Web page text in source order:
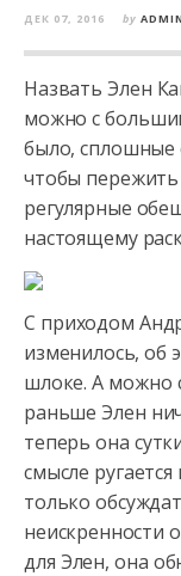
ДЕК 07, 2016 by ADMIN
Назвать Элен
можно с
было, сплошные
чтобы пережить
регулярные
настоящему
С приходом
изменилось, об
шлоке. А можно
раньше Элен
теперь она
смысле
только
неискренности
для Элен, она